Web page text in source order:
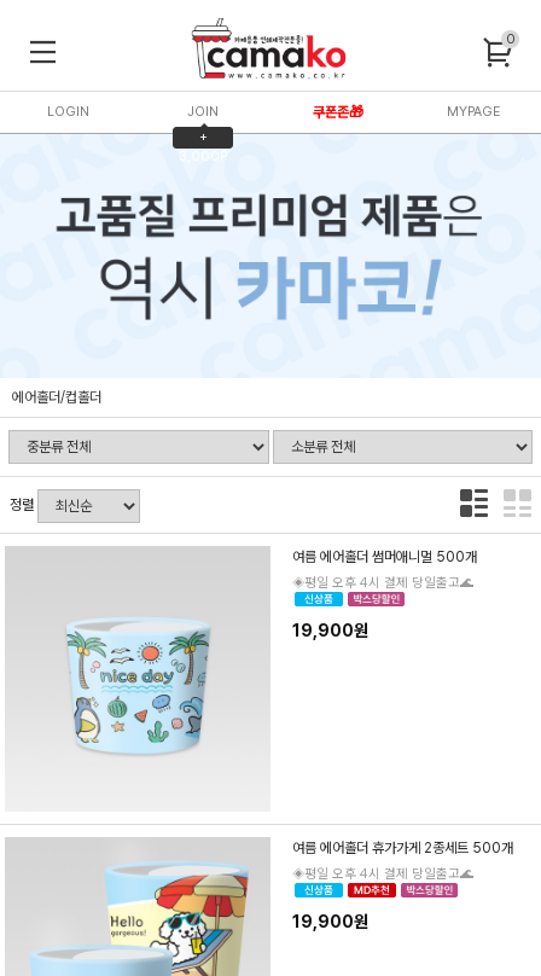
0
LOGIN
JOIN
+
3,000P
쿠폰존🎁 MYPAGE
에어홀더/컵홀더
정렬
여름 에어홀더 썸머애니멀 500개
◈평일 오후 4시 결제 당일출고🌊
19,900원
여름 에어홀더 휴가가게 2종세트 500개
◈평일 오후 4시 결제 당일출고🌊
19,900원